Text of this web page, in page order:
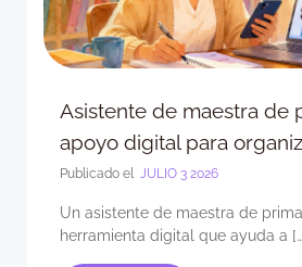
Asistente de maestra de
apoyo digital para
Publicado el JULIO 3 2026
Un asistente de maestra de
herramienta digital que ayuda a